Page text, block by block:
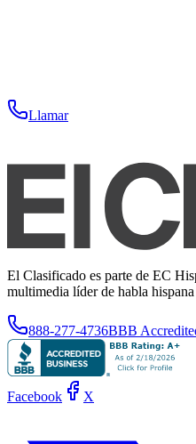
Llamar
El Clasificado es parte de EC
multimedia líder de habla
888-277-4736BBB
Facebook X